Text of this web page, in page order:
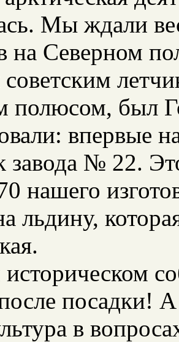
Мы ждали
на Северном
полюсом, был
впервые
завода № 22.
нашего
льдину,
посадки!
в